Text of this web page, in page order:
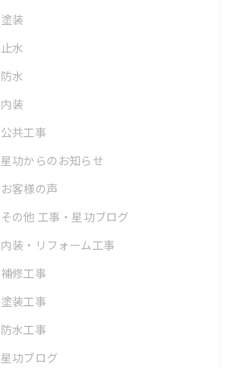
塗装
止水
防水
内装
公共工事
星功からのお知らせ
お客様の声
その他 工事・星功ブログ
内装・リフォーム工事
補修工事
塗装工事
防水工事
星功ブログ